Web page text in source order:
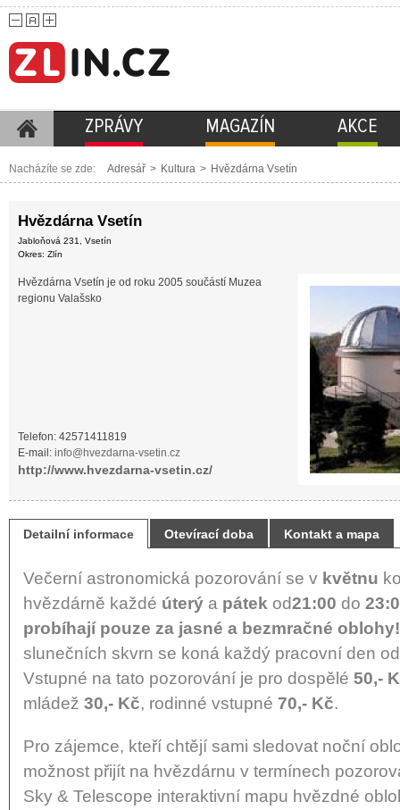
ZPRÁVY MAGAZÍN AKCE
Nacházíte se zde: Adresář > Kultura > Hvězdárna Vsetín
Hvězdárna Vsetín
Jabloňová 231, Vsetín
Okres: Zlín
Hvězdárna Vsetín je od roku 2005 součástí Muzea
regionu Valašsko
Telefon: 42571411819
E-mail: info@hvezdarna-vsetin.cz
http://www.hvezdarna-vsetin.cz/
Detailní informace Otevírací doba Kontakt a mapa
Večerní astronomická pozorování se v květnu
hvězdárně každé úterý a pátek od21:00 do
probíhají pouze za jasné a bezmračné oblohy!
slunečních skvrn se koná každý pracovní den
Vstupné na tato pozorování je pro dospělé 50,-
mládež 30,- Kč, rodinné vstupné 70,- Kč.
Pro zájemce, kteří chtějí sami sledovat noční
možnost přijít na hvězdárnu v termínech
Sky & Telescope interaktivní mapu hvězdné